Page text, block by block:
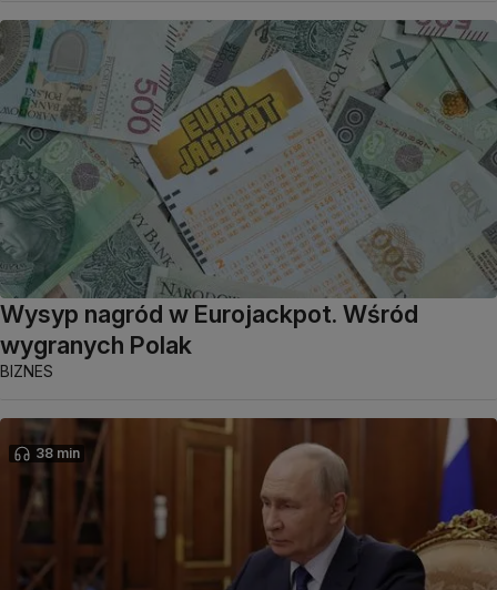
Wysyp nagród w Eurojackpot. Wśród
wygranych Polak
BIZNES
38 min